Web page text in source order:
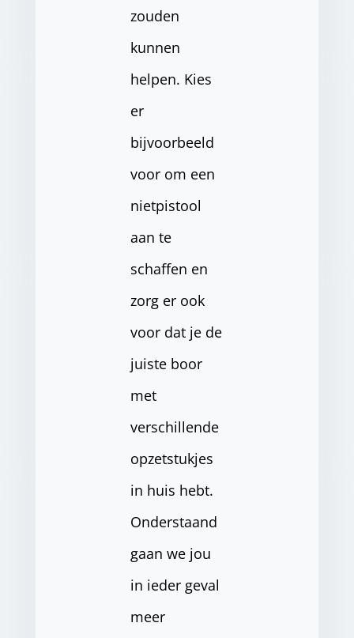
zouden
kunnen
helpen. Kies
er
bijvoorbeeld
voor om een
nietpistool
aan te
schaffen en
zorg er ook
voor dat je de
juiste boor
met
verschillende
opzetstukjes
in huis hebt.
Onderstaand
gaan we jou
in ieder geval
meer